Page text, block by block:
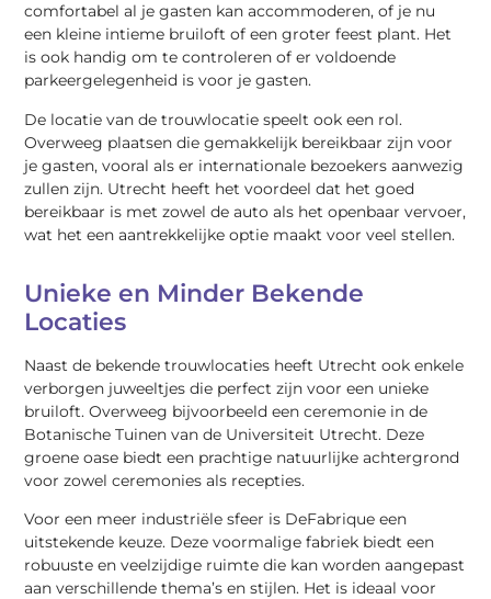
comfortabel al je gasten kan accommoderen, of je nu
een kleine intieme bruiloft of een groter feest plant. Het
is ook handig om te controleren of er voldoende
parkeergelegenheid is voor je gasten.
De locatie van de trouwlocatie speelt ook een rol.
Overweeg plaatsen die gemakkelijk bereikbaar zijn voor
je gasten, vooral als er internationale bezoekers aanwezig
zullen zijn. Utrecht heeft het voordeel dat het goed
bereikbaar is met zowel de auto als het openbaar vervoer,
wat het een aantrekkelijke optie maakt voor veel stellen.
Unieke en Minder Bekende
Locaties
Naast de bekende trouwlocaties heeft Utrecht ook enkele
verborgen juweeltjes die perfect zijn voor een unieke
bruiloft. Overweeg bijvoorbeeld een ceremonie in de
Botanische Tuinen van de Universiteit Utrecht. Deze
groene oase biedt een prachtige natuurlijke achtergrond
voor zowel ceremonies als recepties.
Voor een meer industriële sfeer is DeFabrique een
uitstekende keuze. Deze voormalige fabriek biedt een
robuuste en veelzijdige ruimte die kan worden aangepast
aan verschillende thema’s en stijlen. Het is ideaal voor